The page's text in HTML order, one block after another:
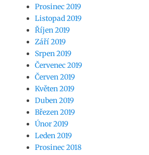
Prosinec 2019
Listopad 2019
Říjen 2019
Září 2019
Srpen 2019
Červenec 2019
Červen 2019
Květen 2019
Duben 2019
Březen 2019
Únor 2019
Leden 2019
Prosinec 2018